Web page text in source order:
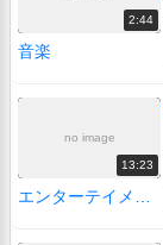
2:44
音楽
no image
13:23